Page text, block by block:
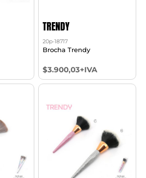
TRENDY
20p-18717
Brocha Trendy
$3.900,03+IVA